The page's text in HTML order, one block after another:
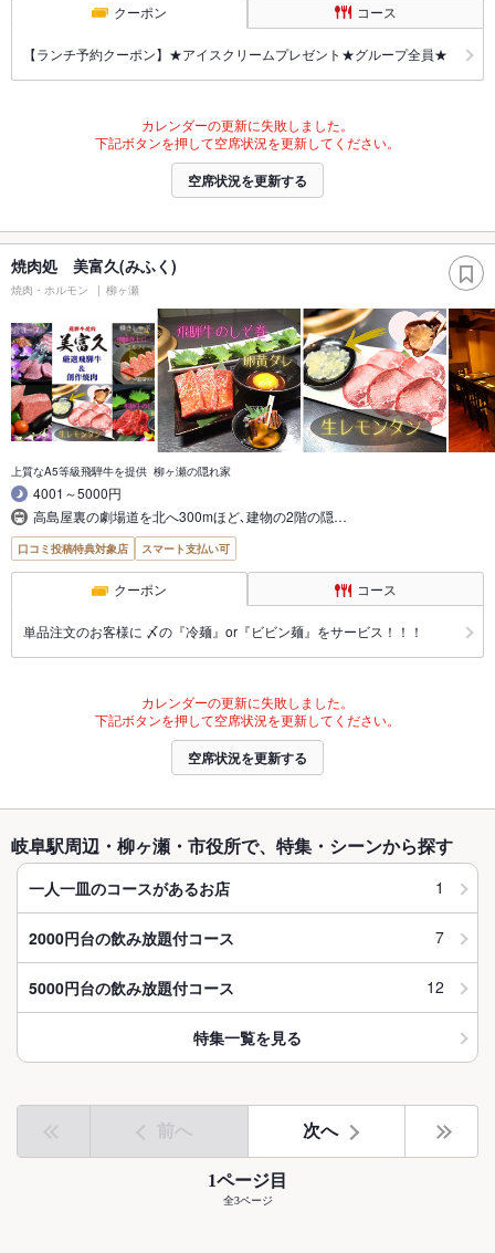
クーポン コース
【ランチ予約クーポン】★アイスクリームプレゼント★グループ全員★
カレンダーの更新に失敗しました。
下記ボタンを押して空席状況を更新してください。
空席状況を更新する
焼肉処 美富久(みふく)
焼肉・ホルモン 柳ヶ瀬
上質なA5等級飛騨牛を提供 柳ヶ瀬の隠れ家
4001～5000円
高島屋裏の劇場道を北へ300mほど､建物の2階の隠…
口コミ投稿特典対象店 スマート支払い可
クーポン コース
単品注文のお客様に 〆の『冷麺』or『ビビン麺』をサービス！！！
カレンダーの更新に失敗しました。
下記ボタンを押して空席状況を更新してください。
空席状況を更新する
岐阜駅周辺・柳ヶ瀬・市役所で、特集・シーンから探す
一人一皿のコースがあるお店 1
2000円台の飲み放題付コース 7
5000円台の飲み放題付コース 12
特集一覧を見る
前へ 次へ
1ページ目
全3ページ